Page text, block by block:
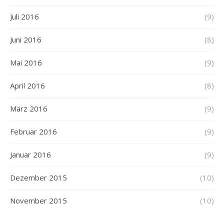
Juli 2016 (9)
Juni 2016 (8)
Mai 2016 (9)
April 2016 (8)
März 2016 (9)
Februar 2016 (9)
Januar 2016 (9)
Dezember 2015 (10)
November 2015 (10)